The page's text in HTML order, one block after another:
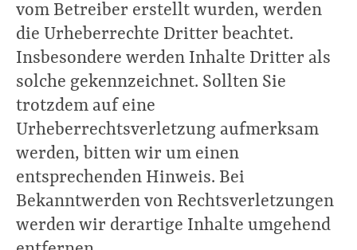
vom Betreiber erstellt wurden, werden
die Urheberrechte Dritter beachtet.
Insbesondere werden Inhalte Dritter als
solche gekennzeichnet. Sollten Sie
trotzdem auf eine
Urheberrechtsverletzung aufmerksam
werden, bitten wir um einen
entsprechenden Hinweis. Bei
Bekanntwerden von Rechtsverletzungen
werden wir derartige Inhalte umgehend